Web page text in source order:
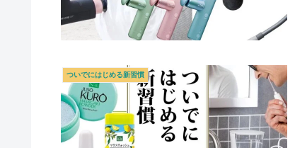
ついでにはじめる新習慣